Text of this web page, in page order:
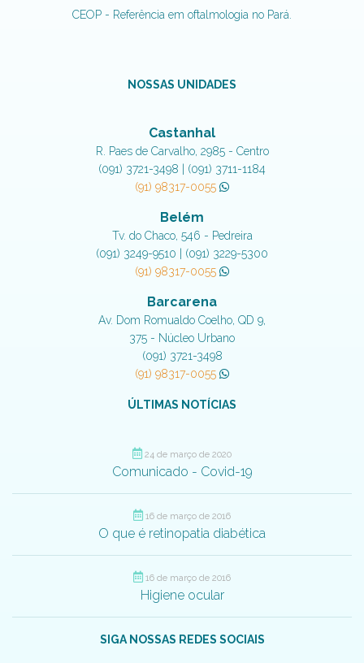
CEOP - Referência em oftalmologia no Pará.
NOSSAS UNIDADES
Castanhal
R. Paes de Carvalho, 2985 - Centro
(091) 3721-3498 | (091) 3711-1184
(91) 98317-0055
Belém
Tv. do Chaco, 546 - Pedreira
(091) 3249-9510 | (091) 3229-5300
(91) 98317-0055
Barcarena
Av. Dom Romualdo Coelho, QD 9,
375 - Núcleo Urbano
(091) 3721-3498
(91) 98317-0055
ÚLTIMAS NOTÍCIAS
24 de março de 2020
Comunicado - Covid-19
16 de março de 2016
O que é retinopatia diabética
16 de março de 2016
Higiene ocular
SIGA NOSSAS REDES SOCIAIS